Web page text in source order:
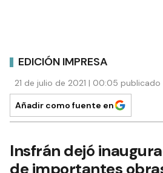
EDICIÓN IMPRESA
21 de julio de 2021 | 00:05
Añadir como fuente en
Insfrán dejó